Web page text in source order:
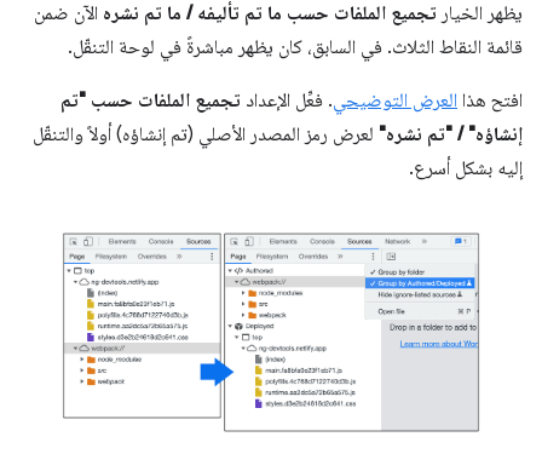
يظهر الخيار تجميع الملفات حسب ما تم تأليفه / ما تم نشره الآن ضمن
قائمة النقاط الثلاث. في السابق، كان يظهر مباشرةً في لوحة التنقّل.
افتح هذا العرض التوضيحي. فعِّل الإعداد تجميع الملفات حسب "تم
إنشاؤه" / "تم نشره" لعرض رمز المصدر الأصلي (تم إنشاؤه) أولاً والتنقّل
إليه بشكل أسرع.